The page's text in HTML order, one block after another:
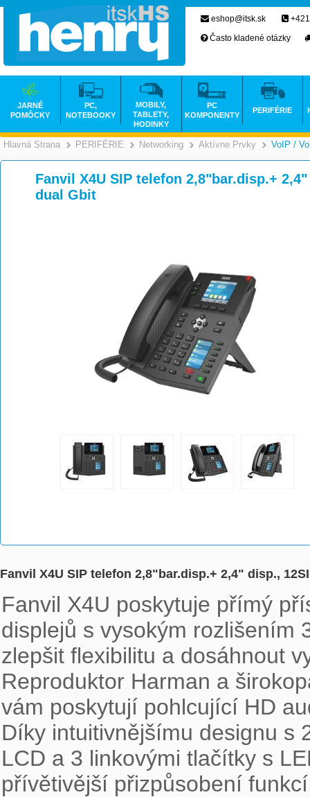
Hlavná Strana >
PERIFÉRIE >
Networking >
Aktívne Prvky VoIP /
Fanvil X4U SIP telefon 2,8"bar.disp.+
dual Gbit
Fanvil X4U SIP telefon 2,8"bar.disp.+ 2,4" disp.,
Fanvil X4U poskytuje přímý
displejů s vysokým rozlišením
zlepšit flexibilitu a dosáhnout
Reproduktor Harman a
vám poskytují pohlcující HD
Díky intuitivnějšímu designu s
LCD a 3 linkovými tlačítky s
přívětivější přizpůsobení
eshop@itsk.sk
Často kladené otázky
JARNÉ
POMÔCKY
PC,
NOTEBOOKY
MOBILY,
TABLETY,
HODINKY
PC
KOMPONENTY
PERIFÉRIE